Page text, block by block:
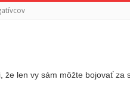
len vy sám môžte bojovať za